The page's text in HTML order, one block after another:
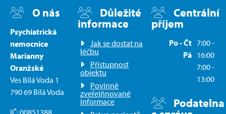
O nás
Psychiatrická
nemocnice
Marianny
Oranžské
Ves Bílá Voda 1
790 69 Bílá Voda
IČ: 00851388
Důležité
informace
Jak se dostat na
léčbu
Přístupnost
objektu
Povinně
zveřejňnované
informace
Centrální
příjem
Po - Čt
Pá
7:00 -
16:00
7:00 -
13:00
Podatelna